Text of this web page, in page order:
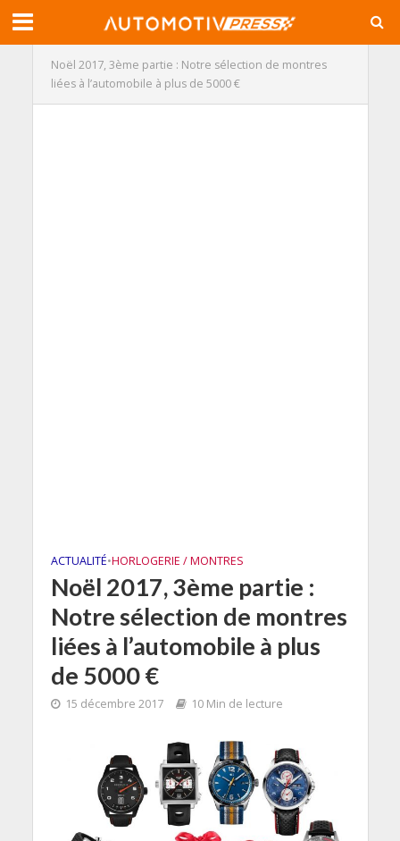
Noël 2017, 3ème partie : Notre sélection de montres
liées à l’automobile à plus de 5000 €
ACTUALITÉ•HORLOGERIE / MONTRES
Noël 2017, 3ème partie :
Notre sélection de montres
liées à l’automobile à plus
de 5000 €
15 décembre 2017 10 Min de lecture